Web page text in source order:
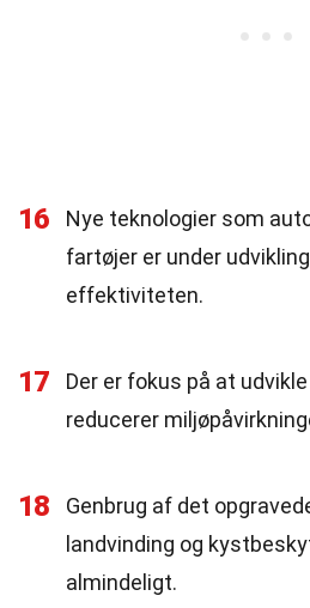
16
Nye teknologier som
fartøjer er under
effektiviteten.
17
Der er fokus på at
reducerer
18
Genbrug af det
landvinding og
almindeligt.